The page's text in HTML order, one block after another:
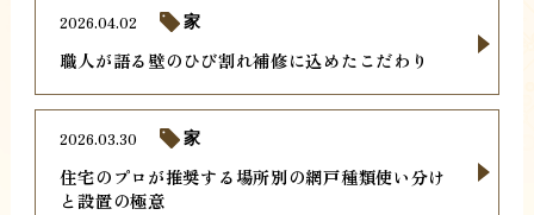
職人が語る壁のひび割れ補修に込めたこだわり
2026.04.02 家
住宅のプロが推奨する場所別の網戸種類使い分け
と設置の極意
2026.03.30 家